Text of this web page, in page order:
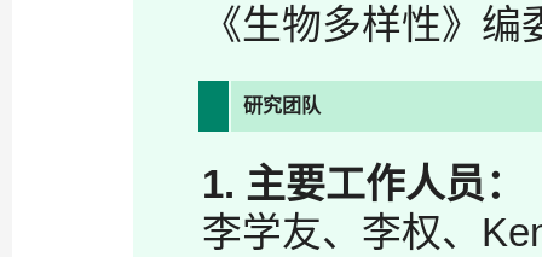
《生物多样性》编
研究团队
1. 主要工作人员：
李学友、李权、